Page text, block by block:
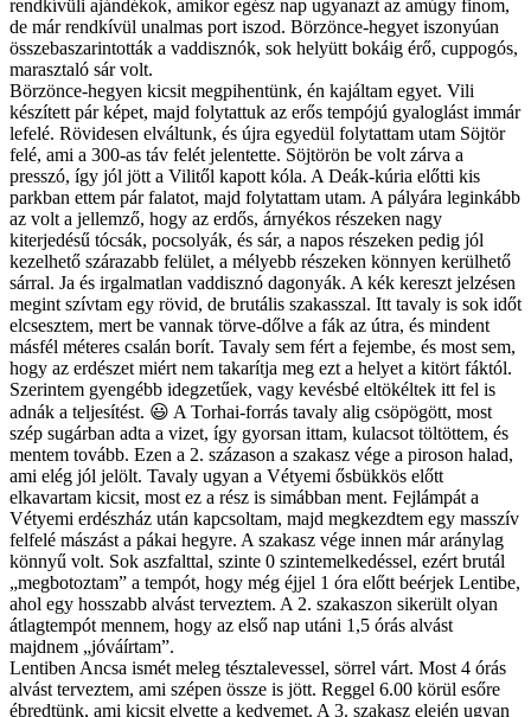
rendkívüli ajándékok, amikor egész nap ugyanazt az amúgy finom,
de már rendkívül unalmas port iszod. Börzönce-hegyet iszonyúan
összebaszarintották a vaddisznók, sok helyütt bokáig érő, cuppogós,
marasztaló sár volt.
Börzönce-hegyen kicsit megpihentünk, én kajáltam egyet. Vili
készített pár képet, majd folytattuk az erős tempójú gyaloglást immár
lefelé. Rövidesen elváltunk, és újra egyedül folytattam utam Söjtör
felé, ami a 300-as táv felét jelentette. Söjtörön be volt zárva a
presszó, így jól jött a Vilitől kapott kóla. A Deák-kúria előtti kis
parkban ettem pár falatot, majd folytattam utam. A pályára leginkább
az volt a jellemző, hogy az erdős, árnyékos részeken nagy
kiterjedésű tócsák, pocsolyák, és sár, a napos részeken pedig jól
kezelhető szárazabb felület, a mélyebb részeken könnyen kerülhető
sárral. Ja és irgalmatlan vaddisznó dagonyák. A kék kereszt jelzésen
megint szívtam egy rövid, de brutális szakasszal. Itt tavaly is sok időt
elcsesztem, mert be vannak törve-dőlve a fák az útra, és mindent
másfél méteres csalán borít. Tavaly sem fért a fejembe, és most sem,
hogy az erdészet miért nem takarítja meg ezt a helyet a kitört fáktól.
Szerintem gyengébb idegzetűek, vagy kevésbé eltökéltek itt fel is
adnák a teljesítést. 😃 A Torhai-forrás tavaly alig csöpögött, most
szép sugárban adta a vizet, így gyorsan ittam, kulacsot töltöttem, és
mentem tovább. Ezen a 2. százason a szakasz vége a piroson halad,
ami elég jól jelölt. Tavaly ugyan a Vétyemi ősbükkös előtt
elkavartam kicsit, most ez a rész is simábban ment. Fejlámpát a
Vétyemi erdészház után kapcsoltam, majd megkezdtem egy masszív
felfelé mászást a pákai hegyre. A szakasz vége innen már aránylag
könnyű volt. Sok aszfalttal, szinte 0 szintemelkedéssel, ezért brutál
„megbotoztam” a tempót, hogy még éjjel 1 óra előtt beérjek Lentibe,
ahol egy hosszabb alvást terveztem. A 2. szakaszon sikerült olyan
átlagtempót mennem, hogy az első nap utáni 1,5 órás alvást
majdnem „jóváírtam”.
Lentiben Ancsa ismét meleg tésztalevessel, sörrel várt. Most 4 órás
alvást terveztem, ami szépen össze is jött. Reggel 6.00 körül esőre
ébredtünk, ami kicsit elvette a kedvemet. A 3. szakasz elején ugyan